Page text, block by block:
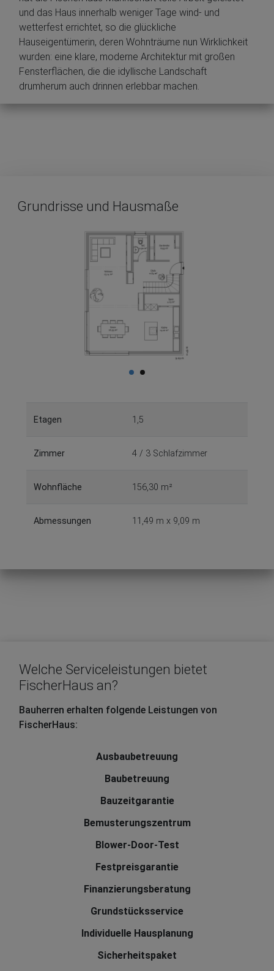
und das Haus innerhalb weniger Tage wind- und
wetterfest errichtet, so die glückliche
Hauseigentümerin, deren Wohnträume nun Wirklichkeit
wurden: eine klare, moderne Architektur mit großen
Fensterflächen, die die idyllische Landschaft
drumherum auch drinnen erlebbar machen.
Grundrisse und Hausmaße
Etagen 1,5
Zimmer 4 / 3 Schlafzimmer
Wohnfläche 156,30 m²
Abmessungen 11,49 m x 9,09 m
Welche Serviceleistungen bietet
FischerHaus an?
Bauherren erhalten folgende Leistungen von
FischerHaus:
Ausbaubetreuung
Baubetreuung
Bauzeitgarantie
Bemusterungszentrum
Blower-Door-Test
Festpreisgarantie
Finanzierungsberatung
Grundstücksservice
Individuelle Hausplanung
Sicherheitspaket